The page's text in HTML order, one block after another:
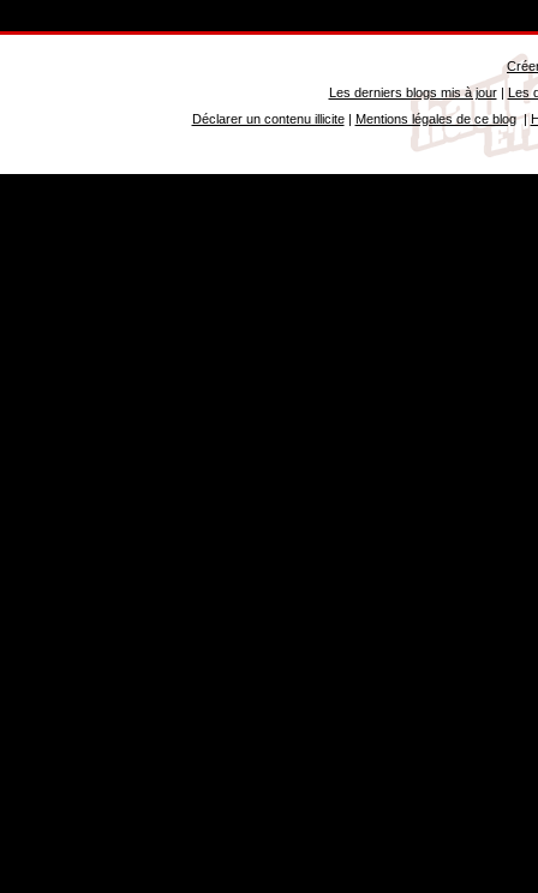
Les derniers blogs mis à jour|
Les
Déclarer un contenu illicite| Mentions légales de ce blog|